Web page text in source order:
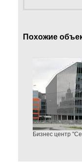
Похожие
Бизнес центр